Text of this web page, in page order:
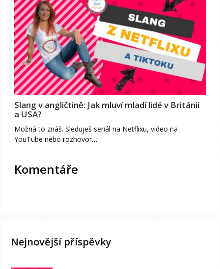
Slang v angličtině: Jak mluví mladí lidé v Británii
a USA?
Možná to znáš. Sleduješ seriál na Netflixu, video na
YouTube nebo rozhovor…
Komentáře
Nejnovější příspěvky